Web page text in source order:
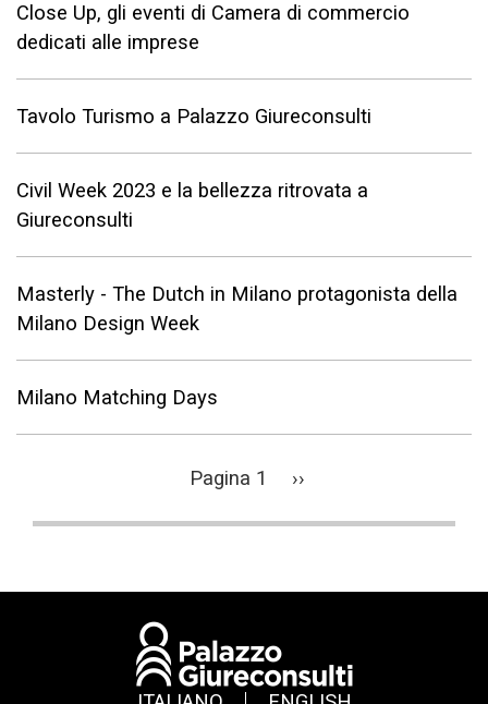
Close Up, gli eventi di Camera di commercio
dedicati alle imprese
Tavolo Turismo a Palazzo Giureconsulti
Civil Week 2023 e la bellezza ritrovata a
Giureconsulti
Masterly - The Dutch in Milano protagonista della
Milano Design Week
Milano Matching Days
Pagina 1
Pagina
››